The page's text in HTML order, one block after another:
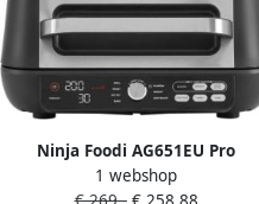
Ninja Foodi AG651EU Pro
Multifunctionele Grill en Airfryer
1 webshop